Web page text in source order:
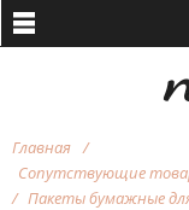
Главная
Сопутствующие
Пакеты бумажные